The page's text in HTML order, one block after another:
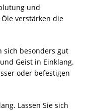
und
verstärken die
sich besonders gut
Geist in Einklang.
oder befestigen
Lassen Sie sich